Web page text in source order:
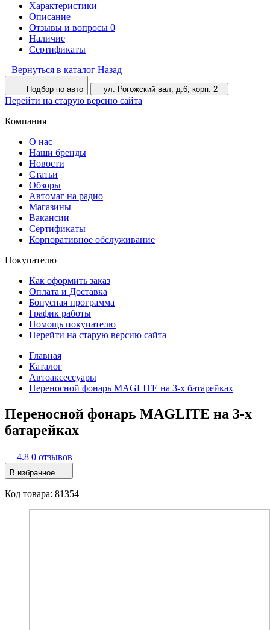
Характеристики
Описание
Отзывы и вопросы 0
Наличие
Сертификаты
Вернуться в каталог Назад
Подбор по авто ул. Рогожский вал, д.6, корп. 2
Перейти на старую версию сайта
Компания
О нас
Наши бренды
Новости
Статьи
Обзоры
Автомаг на радио
Магазины
Вакансии
Сертификаты
Корпоративное обслуживание
Покупателю
Как оформить заказ
Оплата и Доставка
Бонусная программа
График работы
Помощь покупателю
Перейти на старую версию сайта
Главная
Каталог
Автоаксессуары
Переносной фонарь MAGLITE на 3-х батарейках
Переносной фонарь MAGLITE на 3-х
батарейках
4.8 0 отзывов
В избранное
Код товара: 81354